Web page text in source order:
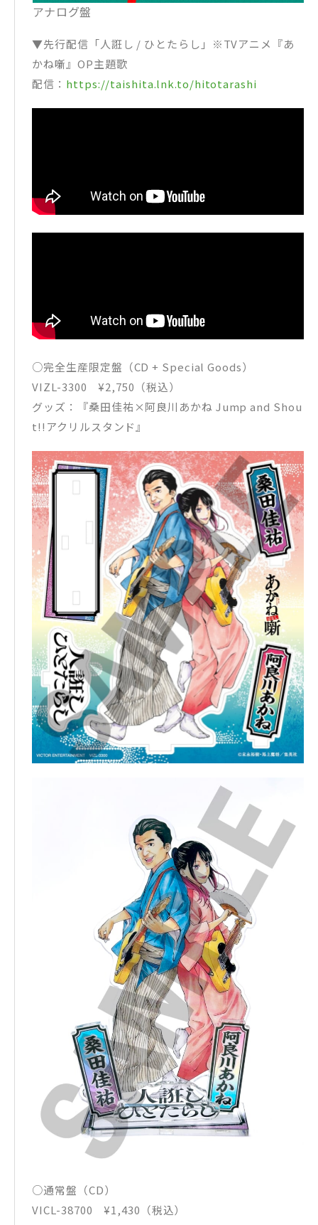
アナログ盤
▼先行配信「人誑し / ひとたらし」※TVアニメ『あ
かね噺』OP主題歌
配信： https://taishita.lnk.to/hitotarashi
○完全生産限定盤（CD + Special Goods）
VIZL-3300 ¥2,750（税込）
グッズ：『桑田佳祐×阿良川あかね Jump and Shou
t!!アクリルスタンド』
○通常盤（CD）
VICL-38700 ¥1,430（税込）